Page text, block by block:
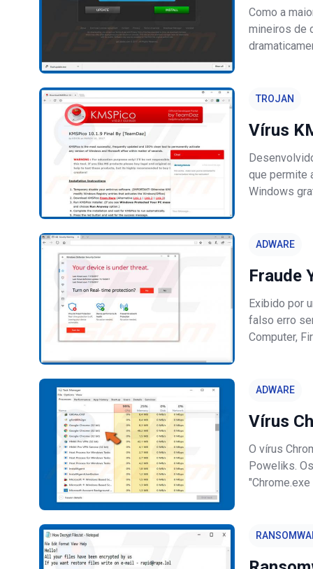
Como a
mineiros de
TROJAN
Vírus
que permite
Windows
ADWARE
Fraude
Exibido por
falso erro
Computer,
ADWARE
Vírus
O vírus
Poweliks.